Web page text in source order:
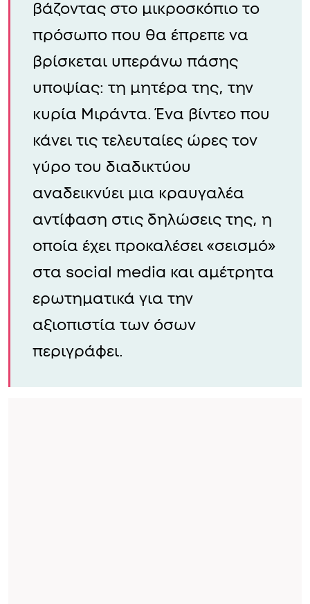
βάζοντας στο μικροσκόπιο το
πρόσωπο που θα έπρεπε να
βρίσκεται υπεράνω πάσης
υποψίας: τη μητέρα της, την
κυρία Μιράντα. Ένα βίντεο που
κάνει τις τελευταίες ώρες τον
γύρο του διαδικτύου
αναδεικνύει μια κραυγαλέα
αντίφαση στις δηλώσεις της, η
οποία έχει προκαλέσει «σεισμό»
στα social media και αμέτρητα
ερωτηματικά για την
αξιοπιστία των όσων
περιγράφει.